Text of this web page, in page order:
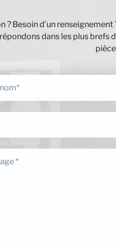
? Besoin d’un
dans les plus brefs